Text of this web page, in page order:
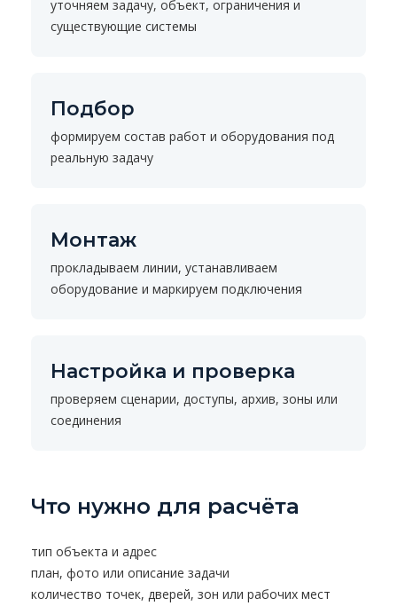
уточняем задачу, объект, ограничения и
существующие системы
Подбор
формируем состав работ и оборудования под
реальную задачу
Монтаж
прокладываем линии, устанавливаем
оборудование и маркируем подключения
Настройка и проверка
проверяем сценарии, доступы, архив, зоны или
соединения
Что нужно для расчёта
тип объекта и адрес
план, фото или описание задачи
количество точек, дверей, зон или рабочих мест